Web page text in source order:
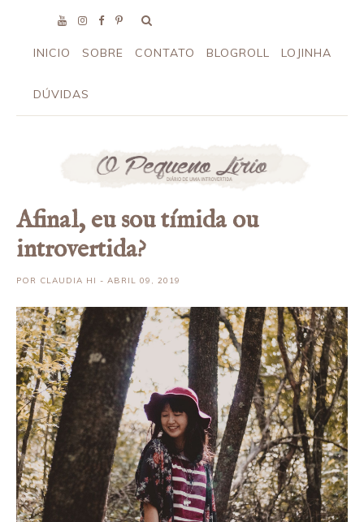
INICIO SOBRE CONTATO BLOGROLL LOJINHA
DÚVIDAS
Afinal, eu sou tímida ou
introvertida?
POR CLAUDIA HI- ABRIL 09, 2019